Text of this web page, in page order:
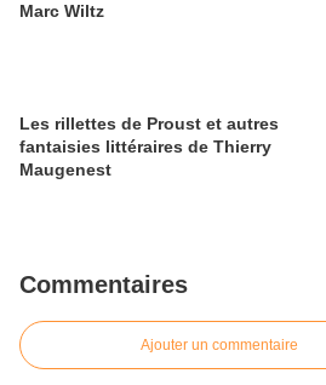
Marc Wiltz
Les rillettes de Proust et autres
fantaisies littéraires de Thierry
Maugenest
Commentaires
Ajouter un commentaire